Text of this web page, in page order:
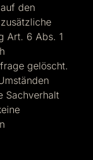
den
Art. 6 Abs. 1
gelöscht.
Sachverhalt